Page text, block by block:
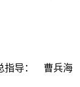
术总指导